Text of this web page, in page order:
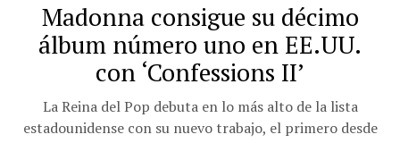
Madonna consigue su décimo
álbum número uno en EE.UU.
con ‘Confessions II’
La Reina del Pop debuta en lo más alto de la lista
estadounidense con su nuevo trabajo, el primero desde